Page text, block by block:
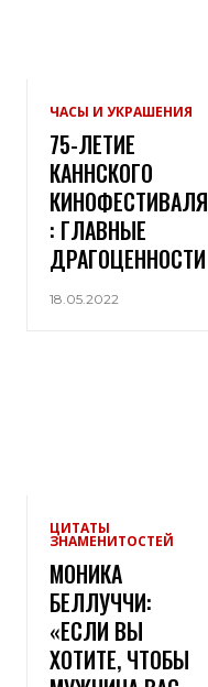
ЧАСЫ И УКРАШЕНИЯ
75-ЛЕТИЕ
КАННСКОГО
КИНОФЕСТИВАЛЯ
: ГЛАВНЫЕ
ДРАГОЦЕННОСТИ
18.05.2022
ЦИТАТЫ
ЗНАМЕНИТОСТЕЙ
МОНИКА
БЕЛЛУЧЧИ:
«ЕСЛИ ВЫ
ХОТИТЕ, ЧТОБЫ